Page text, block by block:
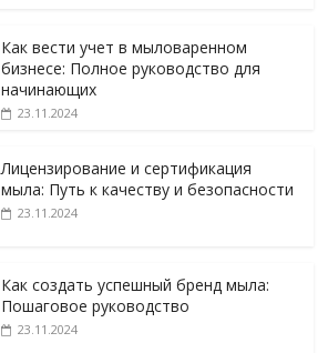
Как вести учет в мыловаренном
бизнесе: Полное руководство для
начинающих
23.11.2024
Лицензирование и сертификация
мыла: Путь к качеству и безопасности
23.11.2024
Как создать успешный бренд мыла:
Пошаговое руководство
23.11.2024